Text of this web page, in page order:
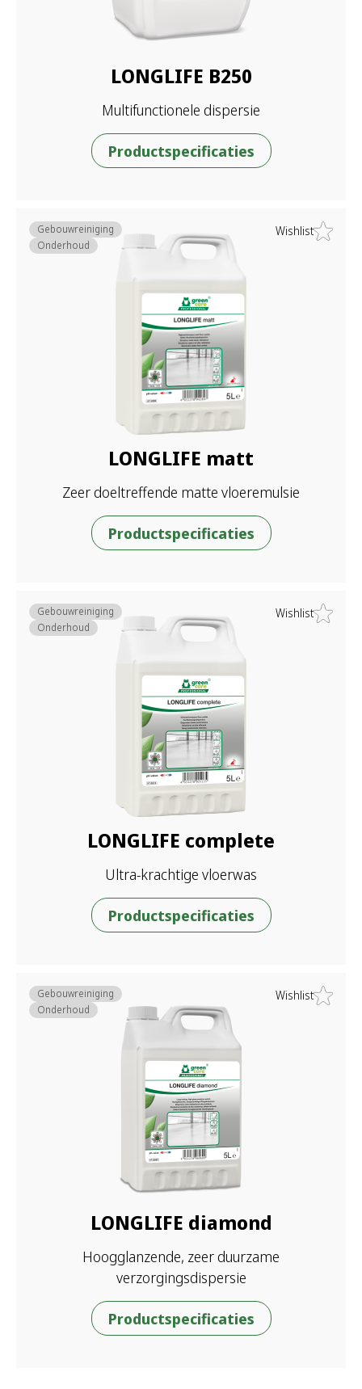
LONGLIFE B250
Multifunctionele dispersie
Productspecificaties
Wishlist
LONGLIFE matt
Zeer doeltreffende matte vloeremulsie
Gebouwreiniging
Onderhoud
Productspecificaties
Wishlist
LONGLIFE complete
Ultra-krachtige vloerwas
Gebouwreiniging
Onderhoud
Productspecificaties
Wishlist
LONGLIFE diamond
Hoogglanzende, zeer duurzame
verzorgingsdispersie
Gebouwreiniging
Onderhoud
Productspecificaties